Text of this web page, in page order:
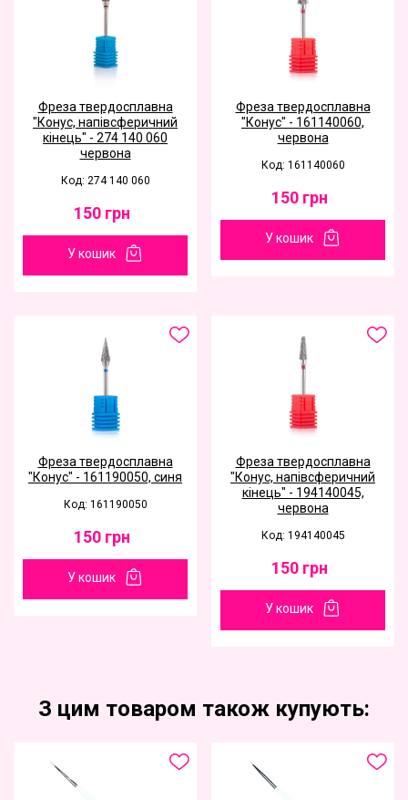
Фреза твердосплавна
"Конус, напівсферичний
кінець" - 274 140 060
червона
Код: 274 140 060
150 грн
У кошик
Фреза твердосплавна
"Конус" - 161140060,
червона
Код: 161140060
150 грн
У кошик
Фреза твердосплавна
"Конус" - 161190050, синя
Код: 161190050
150 грн
У кошик
Фреза твердосплавна
"Конус, напівсферичний
кінець" - 194140045,
червона
Код: 194140045
150 грн
У кошик
З цим товаром також купують: